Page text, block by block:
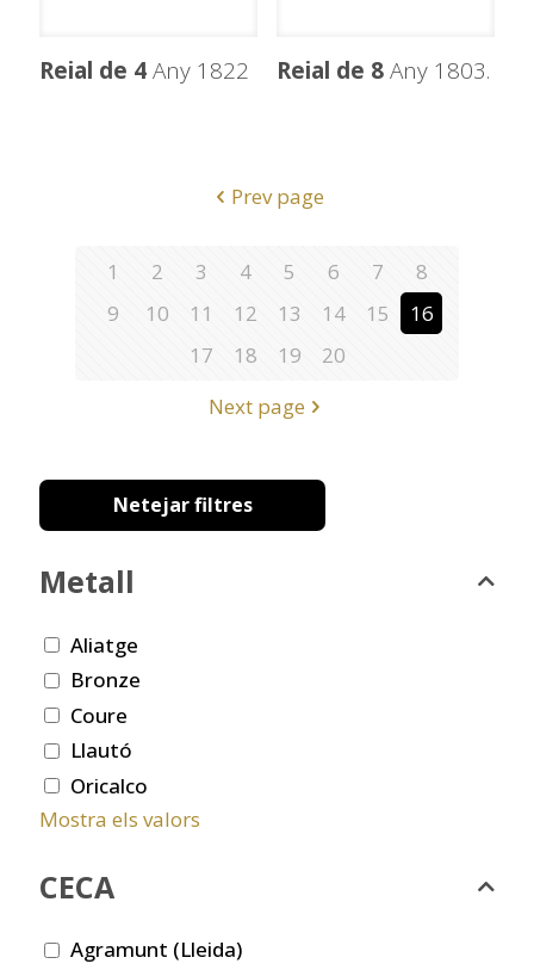
Reial de 4Any 1822 Reial de 8Any 1803.
Prev page
1 2 3 4 5 6 7
8
9
10 11 12 13 14 15
16
17
18 19
20
Next page
Netejar filtres
Metall
Aliatge
Bronze
Coure
Llautó
Oricalco
Mostra els valors
CECA
Agramunt (Lleida)